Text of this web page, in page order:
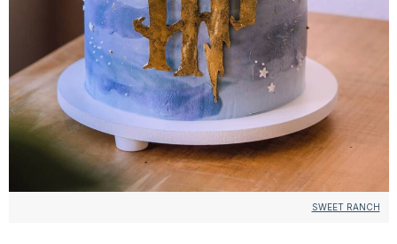
SWEET RANCH